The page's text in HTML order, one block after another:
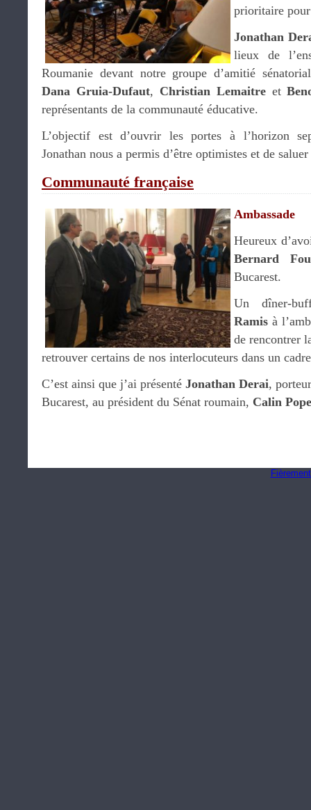
prioritaire
Jonathan
lieux de
Roumanie devant notre groupe d’amitié
Dana Gruia-Dufaut, Christian Lemaitre et
représentants de la communauté éducative.
L’objectif est d’ouvrir les portes à l’horizon
Jonathan nous a permis d’être optimistes et de
Communauté française
Ambassade
Heureux
Bernard
Bucarest.
Un dîner-
Ramis à
de rencontrer
retrouver certains de nos interlocuteurs dans un
C’est ainsi que j’ai présenté Jonathan Derai,
Bucarest, au président du Sénat roumain, Calin